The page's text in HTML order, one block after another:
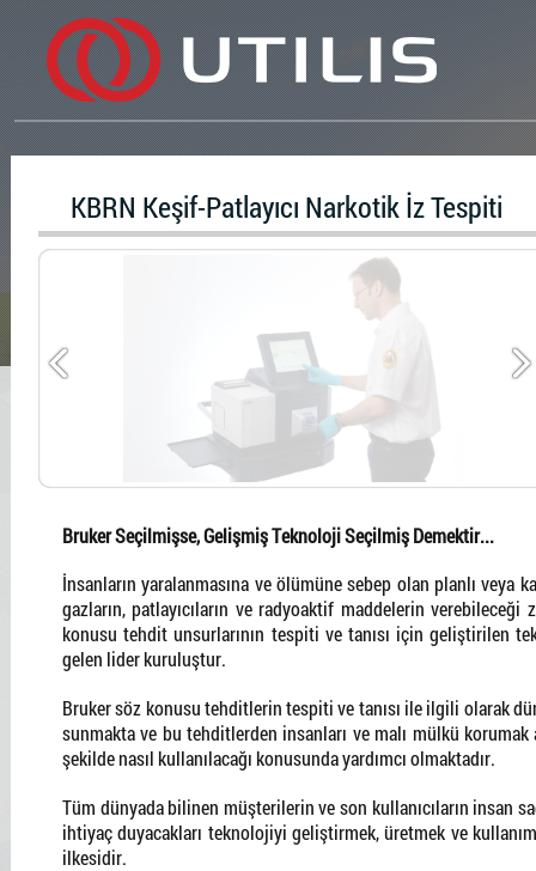
KBRN Keşif-Patlayıcı Narkotik İz Tespiti
Bruker Seçilmişse, Gelişmiş Teknoloji Seçilmiş Demektir...
İnsanların yaralanmasına ve ölümüne sebep olan planlı
gazların, patlayıcıların ve radyoaktif maddelerin
konusu tehdit unsurlarının tespiti ve tanısı için geliştirilen
gelen lider kuruluştur.
Bruker söz konusu tehditlerin tespiti ve tanısı ile ilgili olarak
sunmakta ve bu tehditlerden insanları ve malı mülkü
şekilde nasıl kullanılacağı konusunda yardımcı olmaktadır.
Tüm dünyada bilinen müşterilerin ve son kullanıcıların insan
ihtiyaç duyacakları teknolojiyi geliştirmek, üretmek ve
ilkesidir.